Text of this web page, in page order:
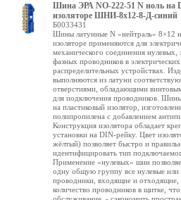
Шина ЭРА NO-222-51 N ноль на
изоляторе ШНИ-8х12-8-Д-синий
Б0033431
Шины латунные N «нейтраль» 8×12
изоляторе применяются для
механического соединения нулевых,
фазных проводников в
распределительных устройствах.
выполняются из латуни
отверстиями, обладающими
для подключения проводников.
на пластиковый изолятор,
полипропилена с добавлением
Конструкция изолятора обладает
установки на DIN-рейку. Цвет
жёлтый) позволяет быстро и
идентифицировать тип
Применение «нулевых» шин
одну общую группу все нулевые или
проводники, входящие и отходящие,
количество проводников в щитке,